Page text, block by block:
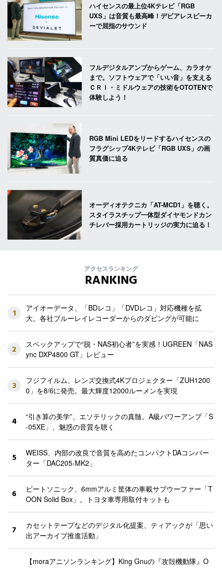
ハイセンスの最上位4Kテレビ「RGB
UXS」は音質も最高峰！デビアレスピーカ
ーで屈指のサウンド
フルデジタルアンプからゲーム、カラオケ
まで。ソフトウェアで「いい音」を支える
ＣＲＩ・ミドルウェアの技術をOTOTENで
体験しよう！
RGB Mini LEDをリードするハイセンスの
フラグシップ4Kテレビ「RGB UXS」の画
質真価に迫る
オーディオテクニカ「AT-MCD1」を聴く。
スタイラスチップ一体型ダイヤモンドカン
チレバー採用カートリッジの実力に迫る！
アクセスランキング
RANKING
1
アイオーデータ、「BDレコ」「DVDレコ」対応機種を拡
大。各社ブルーレイレコーダーからのダビングが可能に
2
スペックアップで“脱・NAS初心者”を実感！UGREEN「NAS
ync DXP4800 GT」レビュー
3
フジフイルム、レンズ交換式4Kプロジェクター「ZUH1200
0」を8/6に発売。最大輝度12000ルーメンを実現
4
“引き算の美学”、エソテリックの真髄。A級パワーアンプ「S
-05XE」、魅惑の音質を聴く
5
WEISS、内部の改良で音質を高めたコンパクトDAコンバー
ター「DAC205-MK2」
6
ビートソニック、6mmアルミ筐体の車載サブウーファー「T
OON Solid Box」。トヨタ車専用取付キットも
7
カセットテープなどのデジタル化提案、ティアックが「思い
出アーカイブ推進活動」
【moraアニソンランキング】King Gnuの『攻殻機動隊』O